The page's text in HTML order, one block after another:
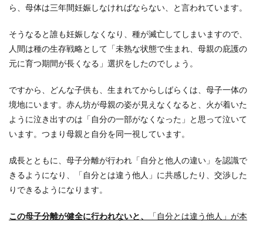
ら、母体は三年間妊娠しなければならない、と言われています。
そうなると誰も妊娠しなくなり、種が滅亡してしまいますので、
人間は種の生存戦略として「未熟な状態で生まれ、母親の庇護の
元に育つ期間が長くなる」選択をしたのでしょう。
ですから、どんな子供も、生まれてからしばらくは、母子一体の
境地にいます。赤ん坊が母親の姿が見えなくなると、火が着いた
ように泣き出すのは「自分の一部がなくなった」と思って泣いて
います。つまり母親と自分を同一視しています。
成長とともに、母子分離が行われ「自分と他人の違い」を認識で
きるようになり、「自分とは違う他人」に共感したり、交渉した
りできるようになります。
この母子分離が健全に行われないと、
「自分とは違う他人」が本